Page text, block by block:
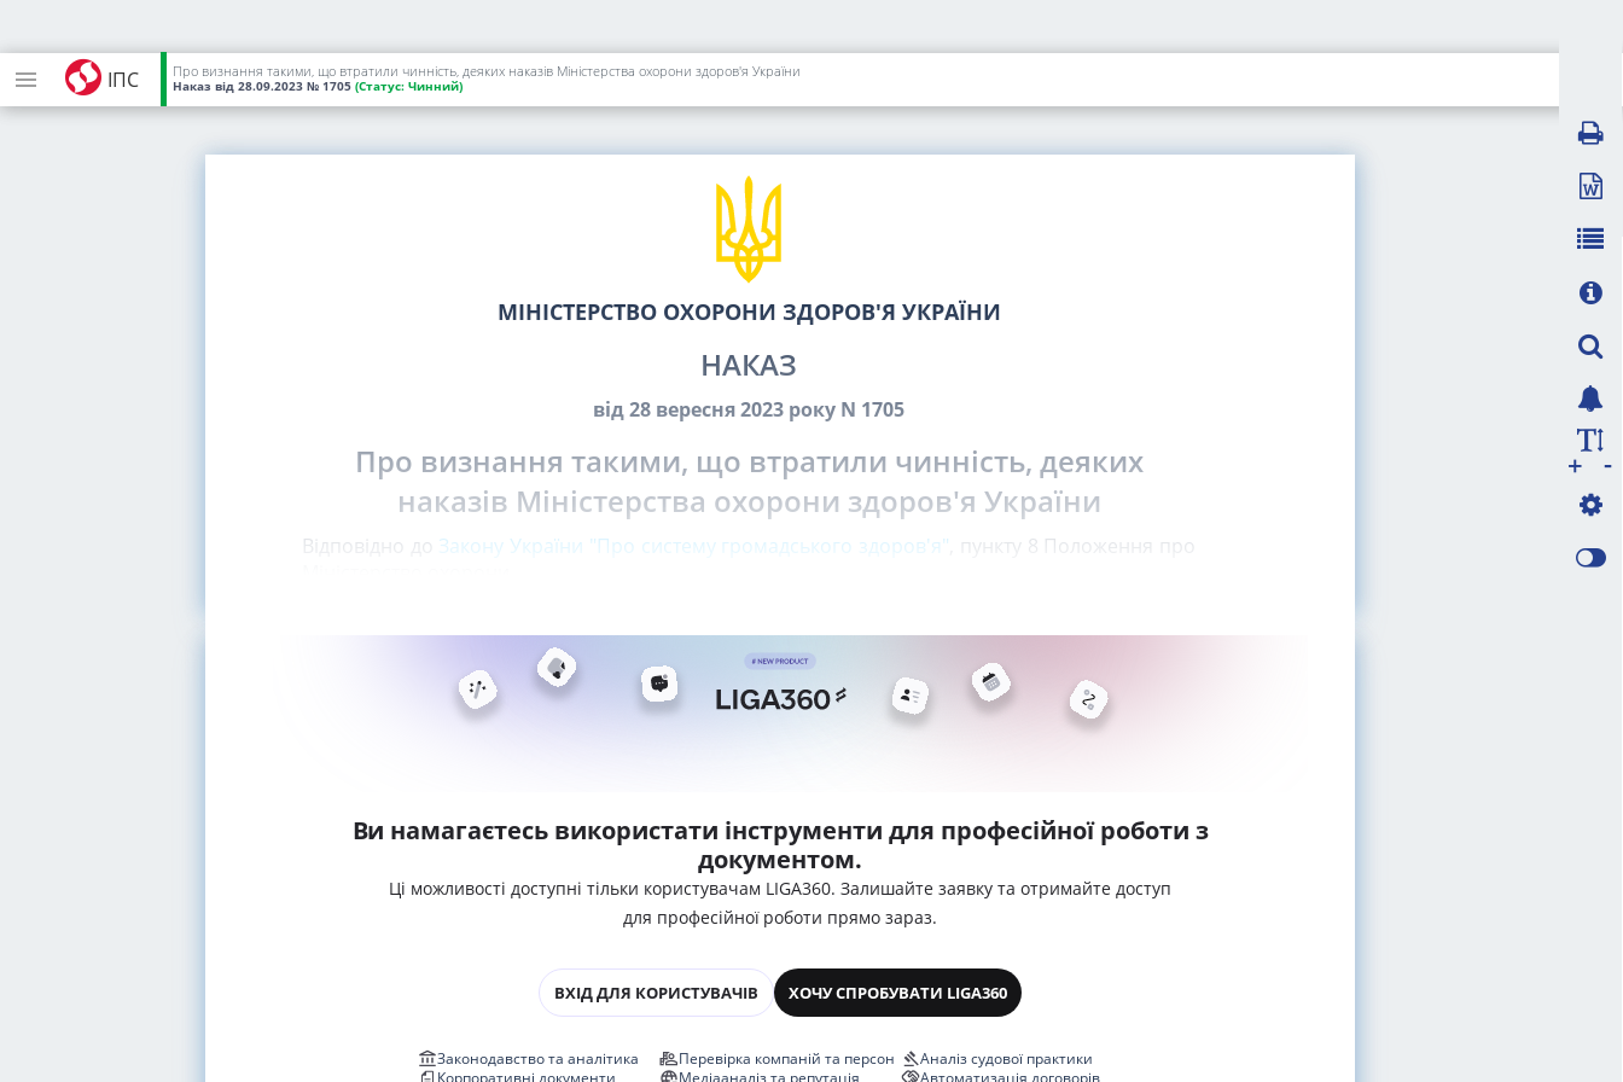
ІПС Про визнання такими, що втратили чинність, деяких наказів Міністерства охорони здоров'я України
Наказ від 28.09.2023 № 1705 (Статус: Чинний)
МІНІСТЕРСТВО ОХОРОНИ ЗДОРОВ'Я УКРАЇНИ
НАКАЗ
від 28 вересня 2023 року N 1705
Про визнання такими, що втратили чинність, деяких
наказів Міністерства охорони здоров'я України
Відповідно до Закону України "Про систему громадського здоров'я" , пункту 8 Положення про
Ви намагаєтесь використати інструменти для професійної роботи з
документом.
Ці можливості доступні тільки користувачам LIGA360. Залишайте заявку та отримайте доступ
для професійної роботи прямо зараз.
ВХІД ДЛЯ КОРИСТУВАЧІВ ХОЧУ СПРОБУВАТИ LIGA360
Законодавство та аналітика
Корпоративні документи
Перевірка компаній та персон
Медіааналіз та репутація
Аналіз судової практики
Автоматизація договорів
-
+